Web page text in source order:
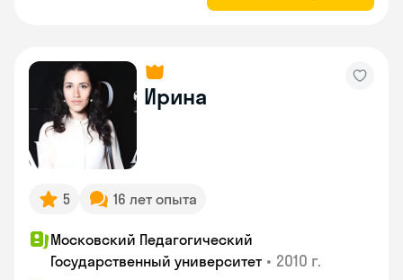
Ирина
5 16 лет опыта
Московский Педагогический
Государственный университет • 2010 г.